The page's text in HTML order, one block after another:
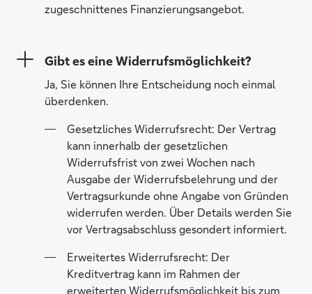
zugeschnittenes Finanzierungsangebot.
Gibt es eine Widerrufsmöglichkeit?
Ja, Sie können Ihre Entscheidung noch einmal
überdenken.
Gesetzliches Widerrufsrecht: Der Vertrag
kann innerhalb der gesetzlichen
Widerrufsfrist von zwei Wochen nach
Ausgabe der Widerrufsbelehrung und der
Vertragsurkunde ohne Angabe von Gründen
widerrufen werden. Über Details werden Sie
vor Vertragsabschluss gesondert informiert.
Erweitertes Widerrufsrecht: Der
Kreditvertrag kann im Rahmen der
erweiterten Widerrufsmöglichkeit bis zum